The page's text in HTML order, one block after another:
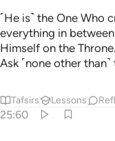
˹He is˺ the One Who
everything in
Himself on the
Ask ˹none other
Tafsirs Lessons
25:60